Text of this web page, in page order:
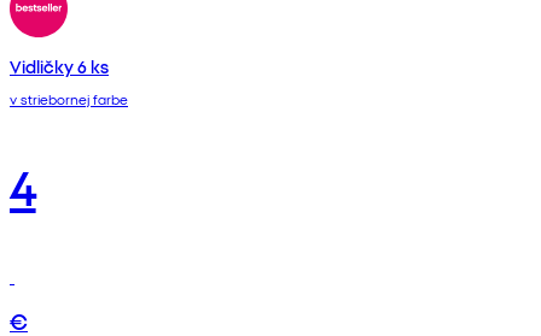
Vidličky 6 ks
v striebornej farbe
4
€